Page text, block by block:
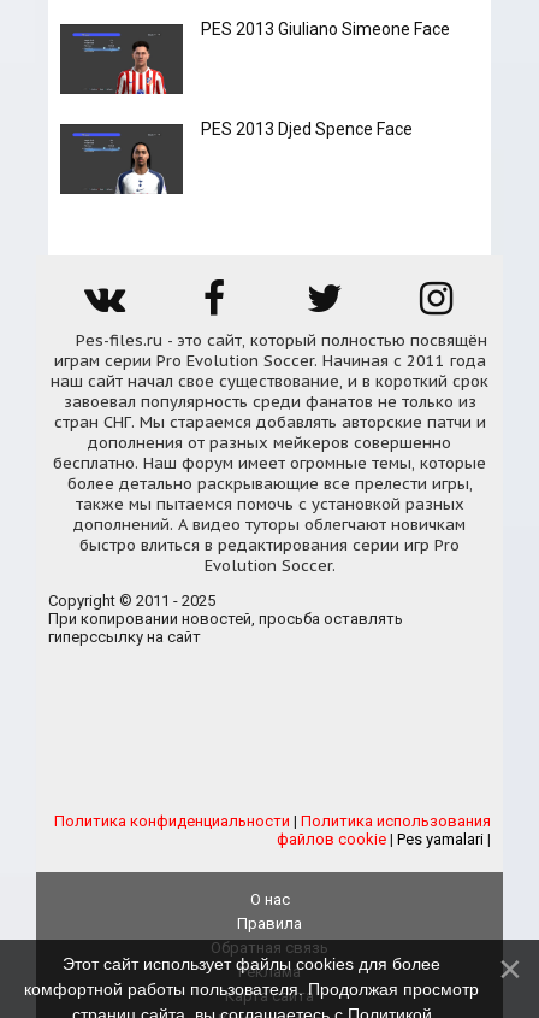
PES 2013 Giuliano Simeone Face
PES 2013 Djed Spence Face
Pes-files.ru - это сайт, который полностью посвящён
играм серии Pro Evolution Soccer. Начиная с 2011 года
наш сайт начал свое существование, и в короткий срок
завоевал популярность среди фанатов не только из
стран СНГ. Мы стараемся добавлять авторские патчи и
дополнения от разных мейкеров совершенно
бесплатно. Наш форум имеет огромные темы, которые
более детально раскрывающие все прелести игры,
также мы пытаемся помочь с установкой разных
дополнений. А видео туторы облегчают новичкам
быстро влиться в редактирования серии игр Pro
Evolution Soccer.
Copyright © 2011 - 2025
При копировании новостей, просьба оставлять
гиперссылку на сайт
Политика конфиденциальности | Политика использования
файлов cookie | Pes yamalari |
О нас
Правила
Обратная связь
Реклама
Карта сайта
Этот сайт использует файлы cookies для более
комфортной работы пользователя. Продолжая просмотр